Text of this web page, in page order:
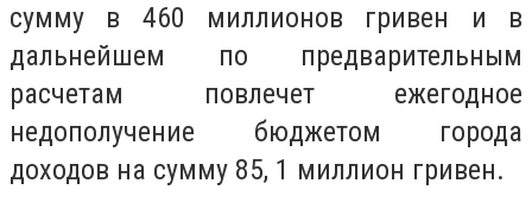
сумму в 460 миллионов гривен и в
дальнейшем по предварительным
расчетам повлечет ежегодное
недополучение бюджетом города
доходов на сумму 85, 1 миллион гривен.